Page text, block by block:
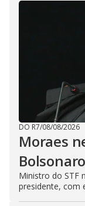
DO R7/08/08/2026
Moraes
Ministro do STF
presidente, com